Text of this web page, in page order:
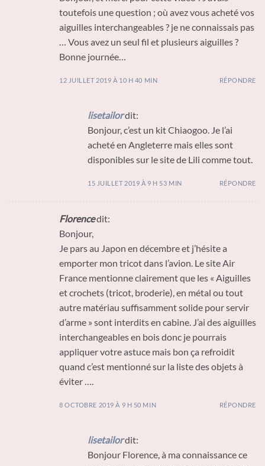
toutefois une question ; où avez vous acheté vos
aiguilles interchangeables ? je ne connaissais pas
… Vous avez un seul fil et plusieurs aiguilles ?
Bonne journée…
12 JUILLET 2019 À 10 H 40 MIN RÉPONDRE
lisetailordit:
Bonjour, c’est un kit Chiaogoo. Je l’ai
acheté en Angleterre mais elles sont
disponibles sur le site de Lili comme tout.
15 JUILLET 2019 À 9 H 53 MIN RÉPONDRE
Florencedit:
Bonjour,
Je pars au Japon en décembre et j’hésite a
emporter mon tricot dans l’avion. Le site Air
France mentionne clairement que les « Aiguilles
et crochets (tricot, broderie), en métal ou tout
autre matériau suffisamment solide pour servir
d’arme » sont interdits en cabine. J’ai des aiguilles
interchangeables en bois donc je pourrais
appliquer votre astuce mais bon ça refroidit
quand c’est mentionné sur la liste des objets à
éviter ….
8 OCTOBRE 2019 À 9 H 50 MIN RÉPONDRE
lisetailordit:
Bonjour Florence, à ma connaissance ce